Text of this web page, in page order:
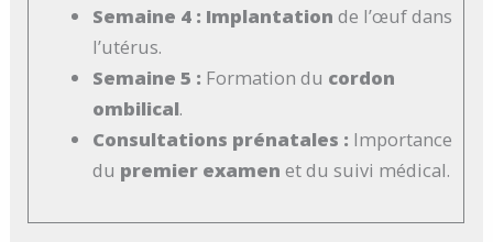
Semaine 4 : Implantation de l’œuf dans
l’utérus.
Semaine 5 : Formation du cordon
ombilical.
Consultations prénatales : Importance
du premier examen et du suivi médical.